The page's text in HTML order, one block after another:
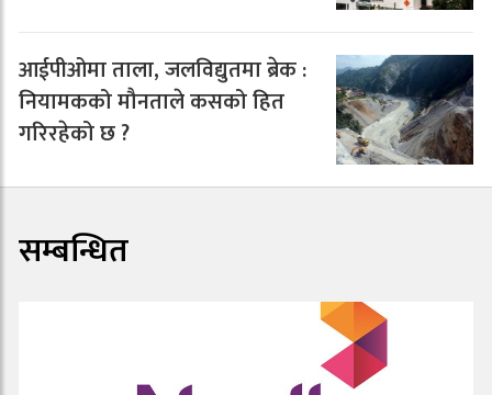
आईपीओमा ताला, जलविद्युतमा ब्रेक :
नियामकको मौनताले कसको हित
गरिरहेको छ ?
सम्बन्धित